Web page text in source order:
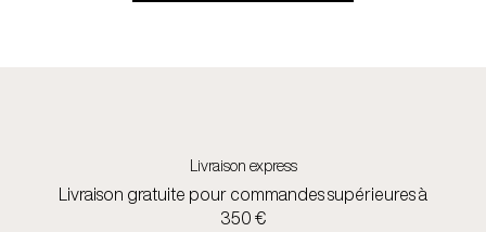
Livraison express
Livraison gratuite pour commandes supérieures à
350 €